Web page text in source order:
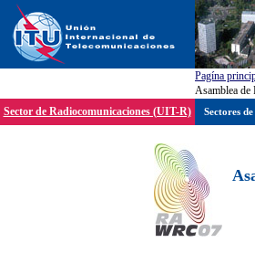
Pagína
Asamblea
Sector de Radiocomunicaciones (UIT-R)
Sectores